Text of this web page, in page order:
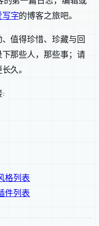
写字的博客之旅吧。
值得珍惜、珍藏与回
那些人，那些事；请
久。
格列表
件列表